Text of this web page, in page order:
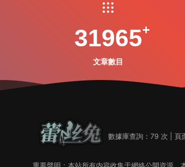
31965
文章數目
數據庫查詢：79 次 |
重要聲明：本站所有内容收集于網絡公開資源，